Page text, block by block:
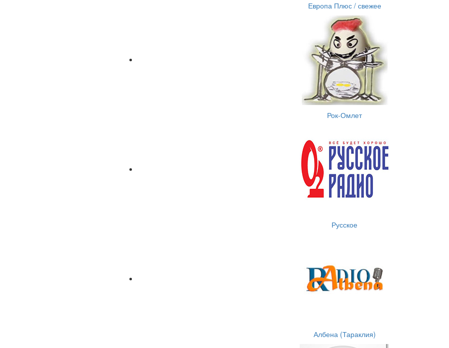
Европа Плюс / свежее
Рок-Омлет
Русское
Албена (Тараклия)